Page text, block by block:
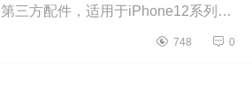
第三方配件，适用于iPhone12系列的
11.13Wh，有线15W功率，无线功率
748 0